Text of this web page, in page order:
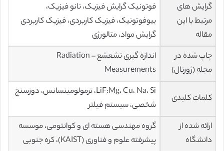
گرایش های
مرتبط با این
مقاله
فوتونیک گرایش فیزیک، نانو فیزیک،
بیوفوتونیک، فیزیک کاربردی، فیزیک کاربردی
گرایش مواد، متالورژی
چاپ شده در
مجله (ژورنال)
اندازه گیری تشعشع – Radiation
Measurements
کلمات کلیدی
LiF:Mg، Cu، Na، Si، ترمولومینسانس، دوزسنج
شخصی، سیستم فیلتر
ارائه شده از
دانشگاه
گروه مهندسی هسته ای و کوانتومی، موسسه
پیشرفته علوم و فناوری (KAIST)، کره جنوبی